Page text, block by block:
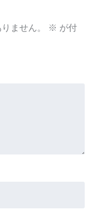
ません。 ※ が付